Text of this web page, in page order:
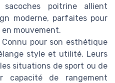
poitrine allient
moderne, parfaites pour
mouvement.
Connu pour son esthétique
style et utilité. Leurs
situations de sport ou de
capacité de rangement